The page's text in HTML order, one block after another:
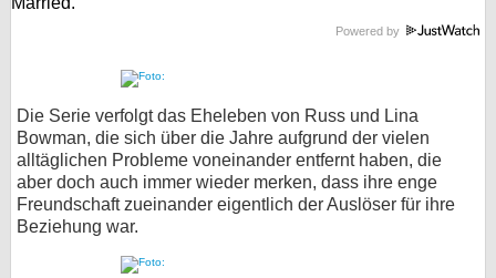
Powered by
Die Serie verfolgt das Eheleben von Russ und Lina
Bowman, die sich über die Jahre aufgrund der vielen
alltäglichen Probleme voneinander entfernt haben, die
aber doch auch immer wieder merken, dass ihre enge
Freundschaft zueinander eigentlich der Auslöser für ihre
Beziehung war.